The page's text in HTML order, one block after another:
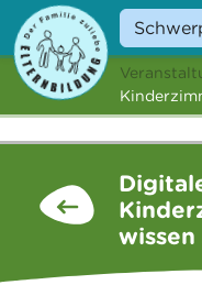
Angebote
News